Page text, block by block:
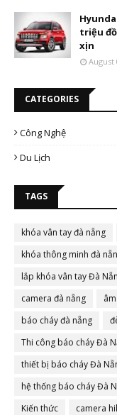
triệu
xịn
August
CATEGORIES
Công Nghệ
Du Lịch
TAGS
khóa vân tay đà nẵng
khóa thông minh đà
lắp khóa vân tay Đà
camera đà nẵng
báo cháy đà nẵng
Thi công báo cháy Đà
thiết bị báo cháy Đà
hệ thống báo cháy Đà
Kiến thức
camera